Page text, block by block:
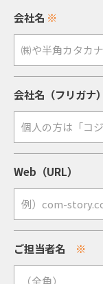
会社名 ※
会社名（フリガナ）
Web（URL）
ご担当者名 ※